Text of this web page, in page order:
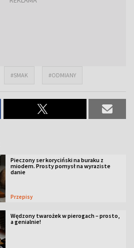
#SMAK #ODMIANY
Pieczony ser koryciński na buraku z
miodem. Prosty pomysł na wyraziste
danie
Przepisy
Wędzony twarożek w pierogach – prosto,
a genialnie!